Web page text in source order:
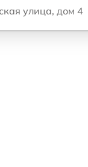
улица, дом 4